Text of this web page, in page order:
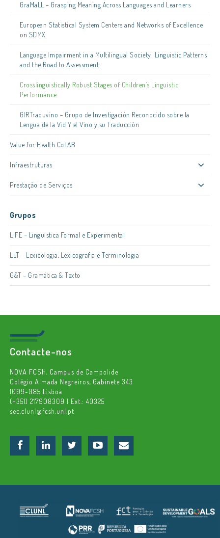
GraMaLL – Grasping Meaning Across Languages and Learners
European Statistical System Centers and Networks of Excellence
on SDMX
Language Impairment in a Multilingual Society: Linguistic Patterns
and the Road to Assessment
Crosslinguistically Robust Stages of Children’s Linguistic
Performance
GIRTraduvino – Grupo de Investigación Reconocido sobre la
Lengua de la Vid Y el Vino y su Traducción
Value for Health CoLAB
Infraestruturas
Prestação de Serviços
Grupos
LiFE – Linguística Formal e Experimental
LLT – Lexicologia, Lexicografia e Terminologia
G&T – Gramática & Texto
Contacte-nos
NOVA FCSH, Campus de Campolide
Colégio Almada Negreiros, Gabinete 343
1099-085 Lisboa
(+351) 217908309 | Ext.: 40325
sec.clunl@fcsh.unl.pt